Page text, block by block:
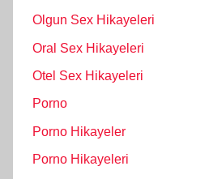
Olgun Sex Hikayeleri
Oral Sex Hikayeleri
Otel Sex Hikayeleri
Porno
Porno Hikayeler
Porno Hikayeleri